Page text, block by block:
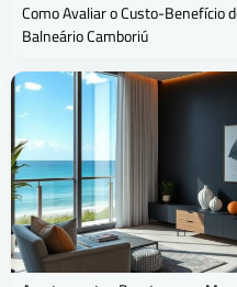
Como Avaliar o Custo-Benefício
Balneário Camboriú